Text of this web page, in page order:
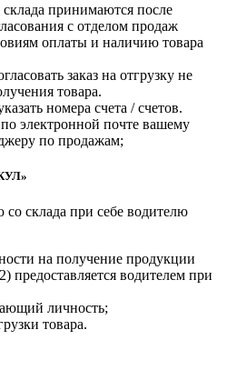
склада принимаются после
с отделом продаж
оплаты и наличию товара
заказ на отгрузку не
товара.
номера счета / счетов.
электронной почте вашему
по продажам;
склада при себе водителю
на получение продукции
водителем при
личность;
товара.